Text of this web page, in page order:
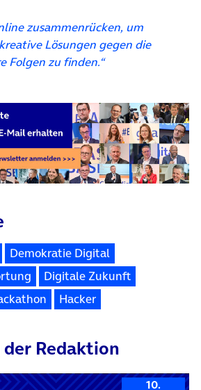
zusammenrücken, um
Lösungen gegen die
Folgen zu finden.“
Demokratie Digital
Digitale Zukunft
Hacker
Redaktion
10.